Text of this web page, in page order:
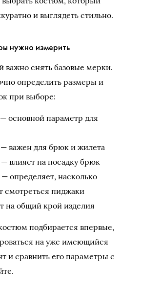
и выглядеть стильно.
нужно измерить
важно снять базовые мерки.
определить размеры и
при выборе:
основной параметр для
— важен для брюк и жилета
влияет на посадку брюк
определяет, насколько
смотреться пиджаки
на общий крой изделия
подбирается впервые,
на уже имеющийся
и сравнить его параметры с